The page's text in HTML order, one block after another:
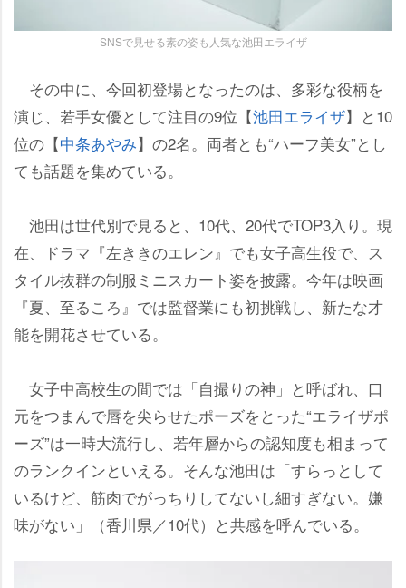
SNSで見せる素の姿も人気な池田エライザ
その中に、今回初登場となったのは、多彩な役柄を
演じ、若手女優として注目の9位【池田エライザ】と10
位の【中条あやみ】の2名。両者とも“ハーフ美女”とし
ても話題を集めている。
池田は世代別で見ると、10代、20代でTOP3入り。現
在、ドラマ『左ききのエレン』でも女子高生役で、ス
タイル抜群の制服ミニスカート姿を披露。今年は映画
『夏、至るころ』では監督業にも初挑戦し、新たな才
能を開花させている。
女子中高校生の間では「自撮りの神」と呼ばれ、口
元をつまんで唇を尖らせたポーズをとった“エライザポ
ーズ”は一時大流行し、若年層からの認知度も相まって
のランクインといえる。そんな池田は「すらっとして
いるけど、筋肉でがっちりしてないし細すぎない。嫌
味がない」（香川県／10代）と共感を呼んでいる。